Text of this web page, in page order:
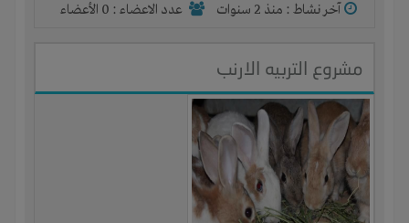
آخر نشاط : منذ 2 سنوات عدد الاعضاء : 0 الأعضاء
مشروع التربيه الارنب